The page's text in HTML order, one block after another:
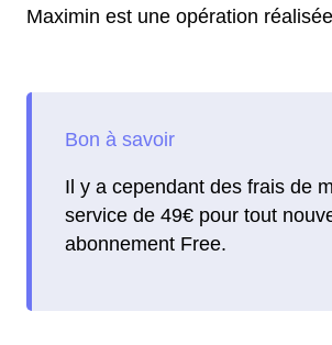
Maximin est une opération
Il y a cependant des frais de
service de 49€ pour tout
abonnement Free.